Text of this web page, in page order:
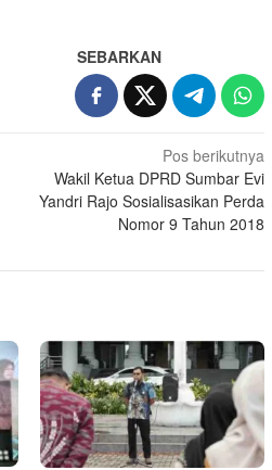
SEBARKAN
Pos berikutnya
Wakil Ketua DPRD Sumbar Evi
Yandri Rajo Sosialisasikan Perda
Nomor 9 Tahun 2018